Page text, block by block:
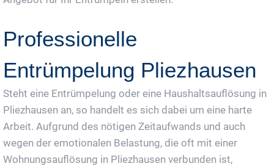
Professionelle
Entrümpelung Pliezhausen
Steht eine Entrümpelung oder eine Haushaltsauflösung in
Pliezhausen an, so handelt es sich dabei um eine harte
Arbeit. Aufgrund des nötigen Zeitaufwands und auch
wegen der emotionalen Belastung, die oft mit einer
Wohnungsauflösung in Pliezhausen verbunden ist,